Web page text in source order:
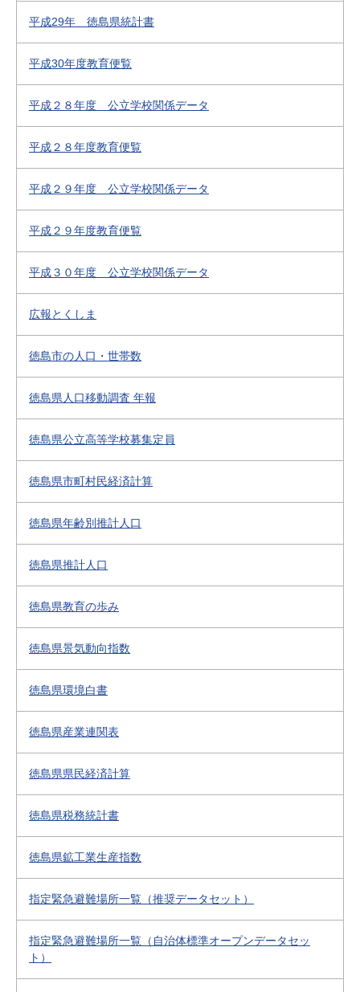
平成29年 徳島県統計書
平成30年度教育便覧
平成２８年度 公立学校関係データ
平成２８年度教育便覧
平成２９年度 公立学校関係データ
平成２９年度教育便覧
平成３０年度 公立学校関係データ
広報とくしま
徳島市の人口・世帯数
徳島県人口移動調査 年報
徳島県公立高等学校募集定員
徳島県市町村民経済計算
徳島県年齢別推計人口
徳島県推計人口
徳島県教育の歩み
徳島県景気動向指数
徳島県環境白書
徳島県産業連関表
徳島県県民経済計算
徳島県税務統計書
徳島県鉱工業生産指数
指定緊急避難場所一覧（推奨データセット）
指定緊急避難場所一覧（自治体標準オープンデータセッ
ト）